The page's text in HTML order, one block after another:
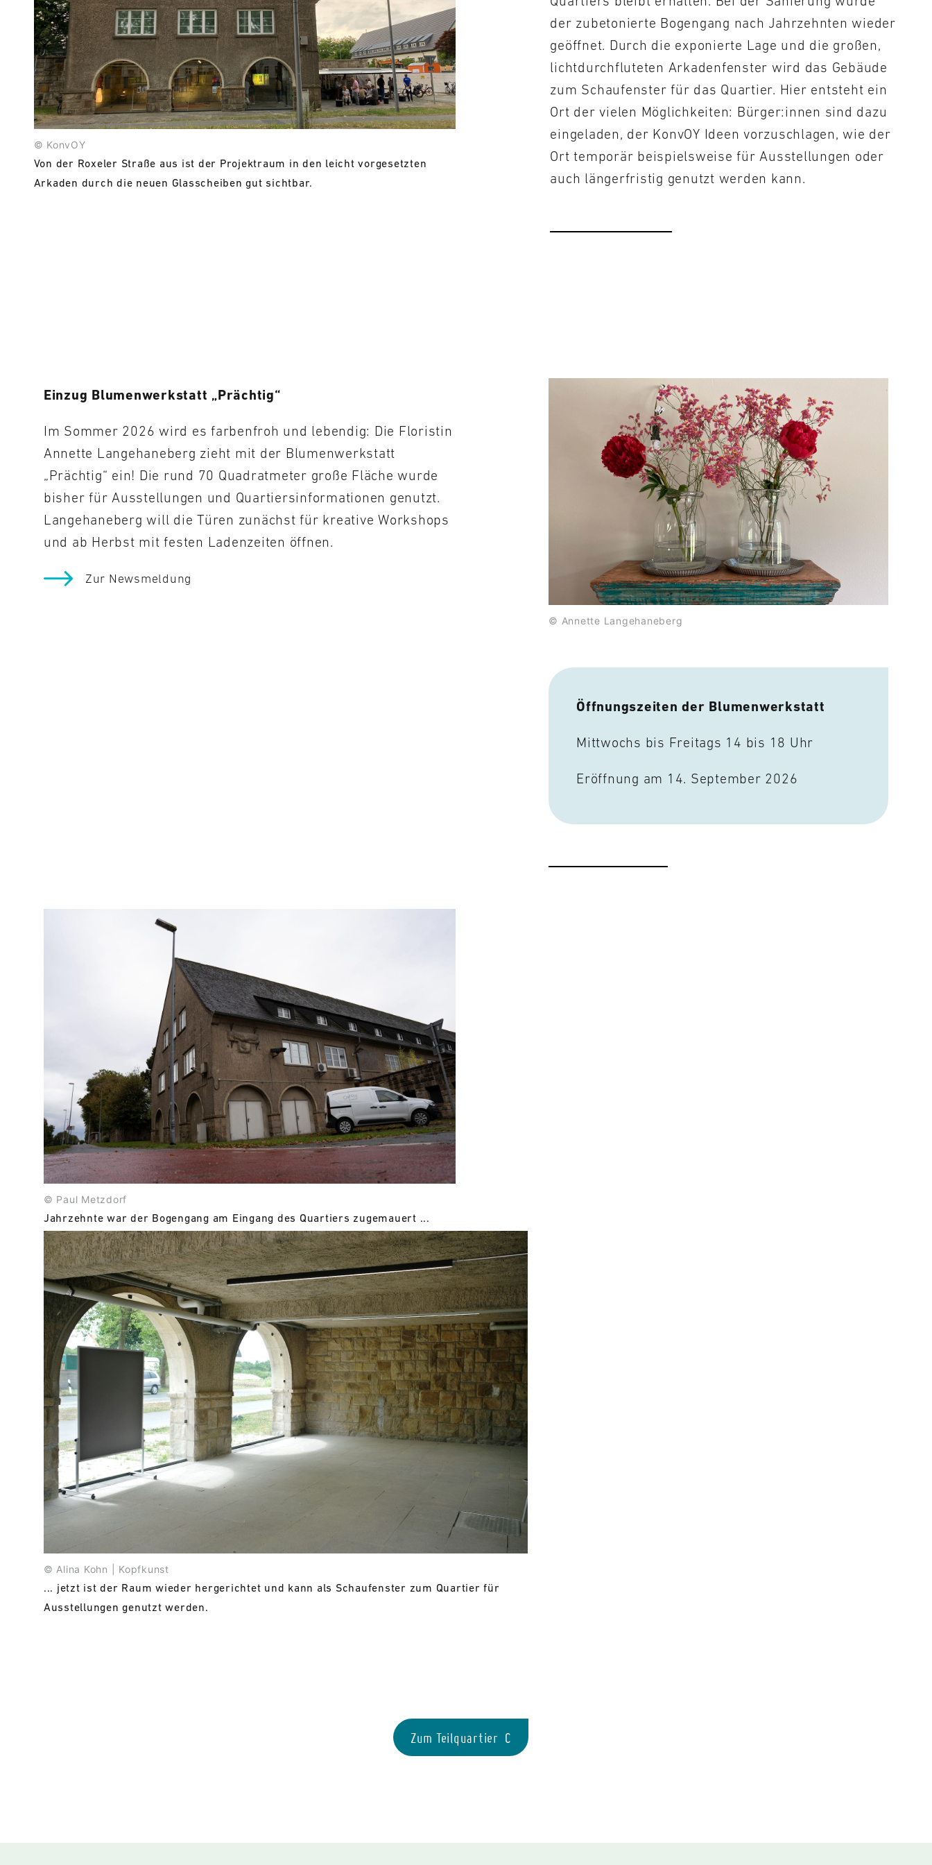
© KonvOY
Von der Roxeler Straße aus ist der Projektraum in den leicht vorgesetzten
Arkaden durch die neuen Glasscheiben gut sichtbar.
der zubetonierte Bogengang nach Jahrzehnten wieder
geöffnet. Durch die exponierte Lage und die großen,
lichtdurchfluteten Arkadenfenster wird das Gebäude
zum Schaufenster für das Quartier. Hier entsteht ein
Ort der vielen Möglichkeiten: Bürger:innen sind dazu
eingeladen, der KonvOY Ideen vorzuschlagen, wie der
Ort temporär beispielsweise für Ausstellungen oder
auch längerfristig genutzt werden kann.
Einzug Blumenwerkstatt „Prächtig“
Im Sommer 2026 wird es farbenfroh und lebendig: Die Floristin
Annette Langehaneberg zieht mit der Blumenwerkstatt
„Prächtig“ ein! Die rund 70 Quadratmeter große Fläche wurde
bisher für Ausstellungen und Quartiersinformationen genutzt.
Langehaneberg will die Türen zunächst für kreative Workshops
und ab Herbst mit festen Ladenzeiten öffnen.
Zur Newsmeldung
© Annette Langehaneberg
Öffnungszeiten der Blumenwerkstatt
Mittwochs bis Freitags 14 bis 18 Uhr
Eröffnung am 14. September 2026
© Paul Metzdorf
Jahrzehnte war der Bogengang am Eingang des Quartiers zugemauert ...
© Alina Kohn | Kopfkunst
... jetzt ist der Raum wieder hergerichtet und kann als Schaufenster zum Quartier für
Ausstellungen genutzt werden.
Zum Teilquartier C